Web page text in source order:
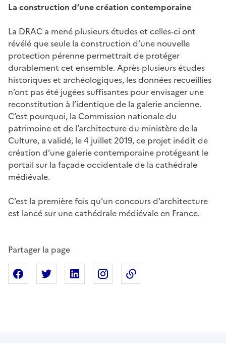
La construction d’une création contemporaine
La DRAC a mené plusieurs études et celles-ci ont
révélé que seule la construction d’une nouvelle
protection pérenne permettrait de protéger
durablement cet ensemble. Après plusieurs études
historiques et archéologiques, les données recueillies
n’ont pas été jugées suffisantes pour envisager une
reconstitution à l’identique de la galerie ancienne.
C’est pourquoi, la Commission nationale du
patrimoine et de l’architecture du ministère de la
Culture, a validé, le 4 juillet 2019, ce projet inédit de
création d’une galerie contemporaine protégeant le
portail sur la façade occidentale de la cathédrale
médiévale.
C’est la première fois qu’un concours d’architecture
est lancé sur une cathédrale médiévale en France.
Partager la page
Partager sur Facebook
Partager sur XPartager sur Linkedin
Partager sur Instagram